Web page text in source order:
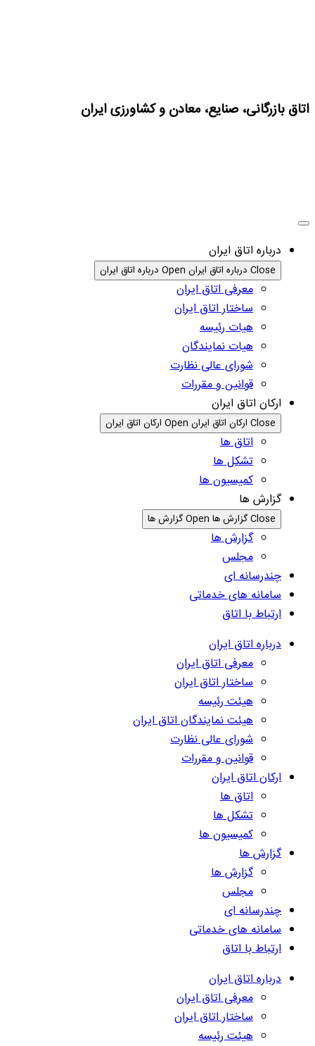
اتاق بازرگانی، صنایع، معادن و کشاورزی ایران
درباره اتاق ایران
Close درباره اتاق ایران Open درباره اتاق ایران
معرفی اتاق ایران
ساختار اتاق ایران
هیات رئیسه
هیات نمایندگان
شورای عالی نظارت
قوانین و مقررات
ارکان اتاق ایران
Close ارکان اتاق ایران Open ارکان اتاق ایران
اتاق ها
تشکل ها
کمیسیون ها
گزارش ها
Close گزارش ها Open گزارش ها
گزارش ها
مجلس
چندرسانه ای
سامانه های خدماتی
ارتباط با اتاق
درباره اتاق ایران
معرفی اتاق ایران
ساختار اتاق ایران
هیئت رئیسه
هیئت نمایندگان اتاق ایران
شورای عالی نظارت
قوانین و مقررات
ارکان اتاق ایران
اتاق ها
تشکل ها
کمیسیون ها
گزارش ها
گزارش ها
مجلس
چندرسانه ای
سامانه های خدماتی
ارتباط با اتاق
درباره اتاق ایران
معرفی اتاق ایران
ساختار اتاق ایران
هیئت رئیسه